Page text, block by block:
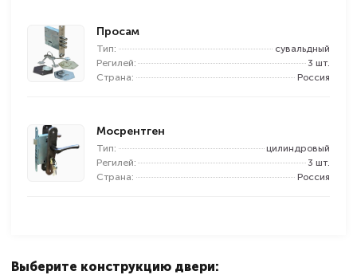
Просам
Тип:
сувальдный
Регилей:
3 шт.
Страна:
Россия
Мосрентген
Тип:
цилиндровый
Регилей:
3 шт.
Страна:
Россия
Выберите конструкцию двери: